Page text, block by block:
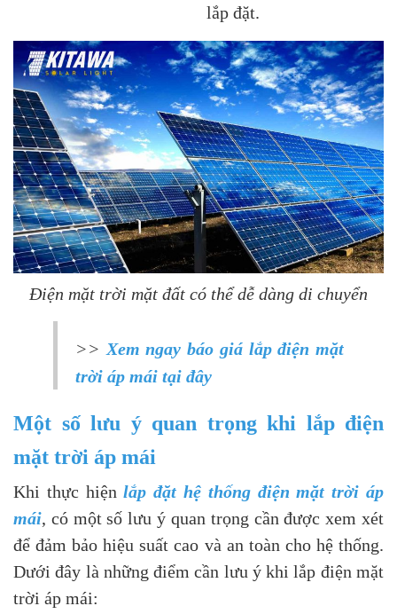
lắp đặt.
Điện mặt trời mặt đất có thể dễ dàng di chuyển
>> Xem ngay báo giá lắp điện mặt
trời áp mái tại đây
Một số lưu ý quan trọng khi lắp điện
mặt trời áp mái
Khi thực hiệnlắp đặt hệ thống điện mặt trời áp
mái, có một số lưu ý quan trọng cần được xem xét
để đảm bảo hiệu suất cao và an toàn cho hệ thống.
Dưới đây là những điểm cần lưu ý khi lắp điện mặt
trời áp mái: